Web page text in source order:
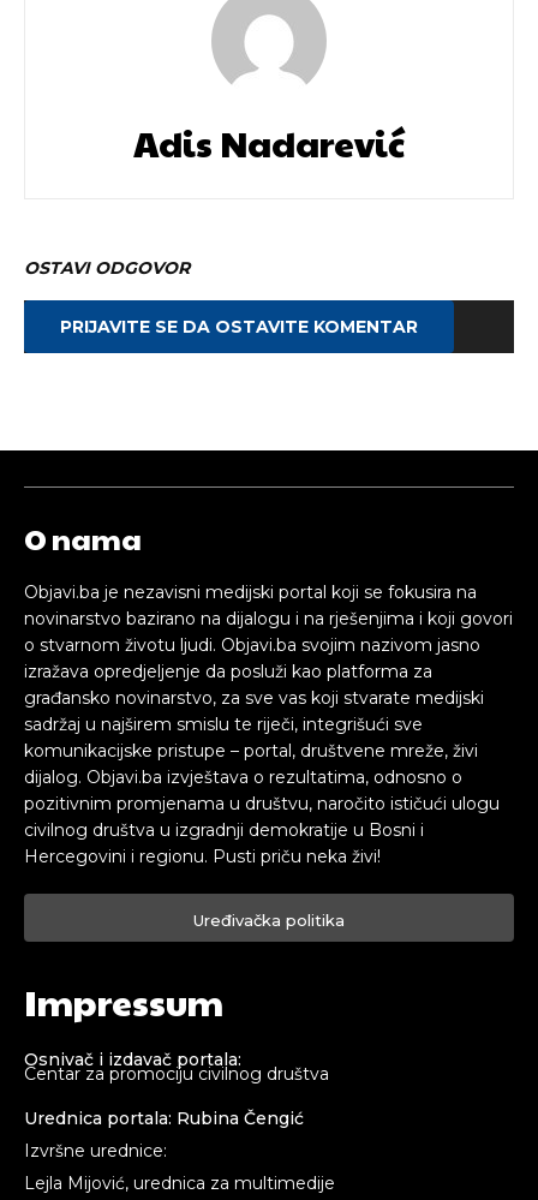
Adis Nadarević
OSTAVI ODGOVOR
PRIJAVITE SE DA OSTAVITE KOMENTAR
O nama
Objavi.ba je nezavisni medijski portal koji se fokusira na
novinarstvo bazirano na dijalogu i na rješenjima i koji govori
o stvarnom životu ljudi. Objavi.ba svojim nazivom jasno
izražava opredjeljenje da posluži kao platforma za
građansko novinarstvo, za sve vas koji stvarate medijski
sadržaj u najširem smislu te riječi, integrišući sve
komunikacijske pristupe – portal, društvene mreže, živi
dijalog. Objavi.ba izvještava o rezultatima, odnosno o
pozitivnim promjenama u društvu, naročito ističući ulogu
civilnog društva u izgradnji demokratije u Bosni i
Hercegovini i regionu. Pusti priču neka živi!
Uređivačka politika
Impressum
Osnivač i izdavač portala:
Centar za promociju civilnog društva
Urednica portala: Rubina Čengić
Izvršne urednice:
Lejla Mijović, urednica za multimedije